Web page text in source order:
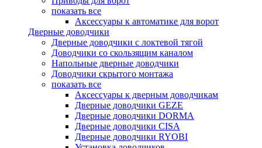
показать все
Аксессуары к автоматике для ворот
Дверные доводчики
Дверные доводчики с локтевой тягой
Доводчики со скользящим каналом
Напольные дверные доводчики
Доводчики скрытого монтажа
показать все
Аксессуары к дверным доводчикам
Дверные доводчики GEZE
Дверные доводчики DORMA
Дверные доводчики CISA
Дверные доводчики RYOBI